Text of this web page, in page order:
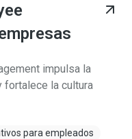
impulsa la
fortalece la cultura
para empleados